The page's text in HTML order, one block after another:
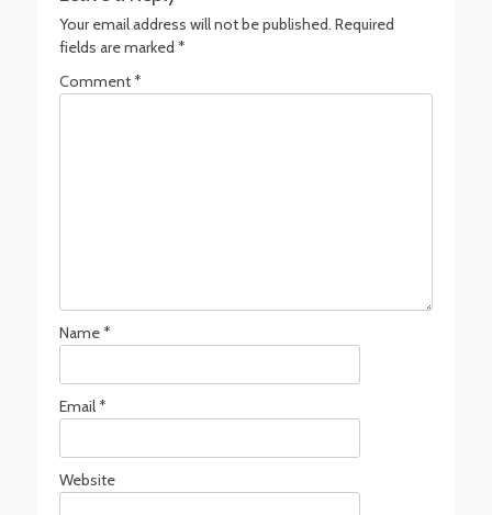
Your email address will not be published. Required
fields are marked *
Comment*
Name*
Email*
Website